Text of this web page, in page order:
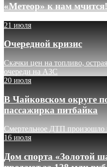
«Метеор» к нам мчится!
21 июля
Очередной кризис
Скачки цен на топливо,
очереди на АЗС
20 июля
В Чайковском округе
пассажирка питбайка
Смертельное ДТП произошло
16 июля
Дом спорта «Золотой